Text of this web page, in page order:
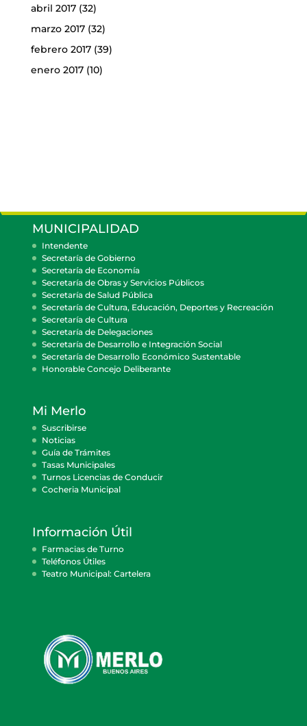
abril 2017(32)
marzo 2017(32)
febrero 2017(39)
enero 2017(10)
MUNICIPALIDAD
Intendente
Secretaría de Gobierno
Secretaría de Economía
Secretaría de Obras y Servicios Públicos
Secretaría de Salud Pública
Secretaría de Cultura, Educación, Deportes y Recreación
Secretaría de Cultura
Secretaría de Delegaciones
Secretaría de Desarrollo e Integración Social
Secretaría de Desarrollo Económico Sustentable
Honorable Concejo Deliberante
Mi Merlo
Suscribirse
Noticias
Guía de Trámites
Tasas Municipales
Turnos Licencias de Conducir
Cocheria Municipal
Información Útil
Farmacias de Turno
Teléfonos Útiles
Teatro Municipal: Cartelera